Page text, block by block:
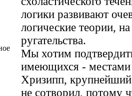
логики развивают
логические теории,
ругательства.
Мы хотим
имеющихся - местами
Хризипп, крупнейший
не сотворил, потому